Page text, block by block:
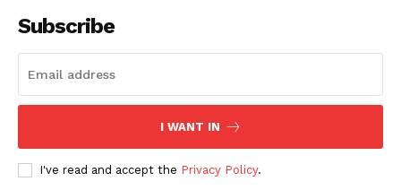
Subscribe
I WANT IN
I've read and accept the Privacy Policy.